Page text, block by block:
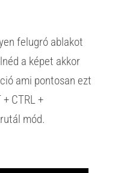
felugró ablakot
a képet akkor
ami pontosan ezt
CTRL +
mód.